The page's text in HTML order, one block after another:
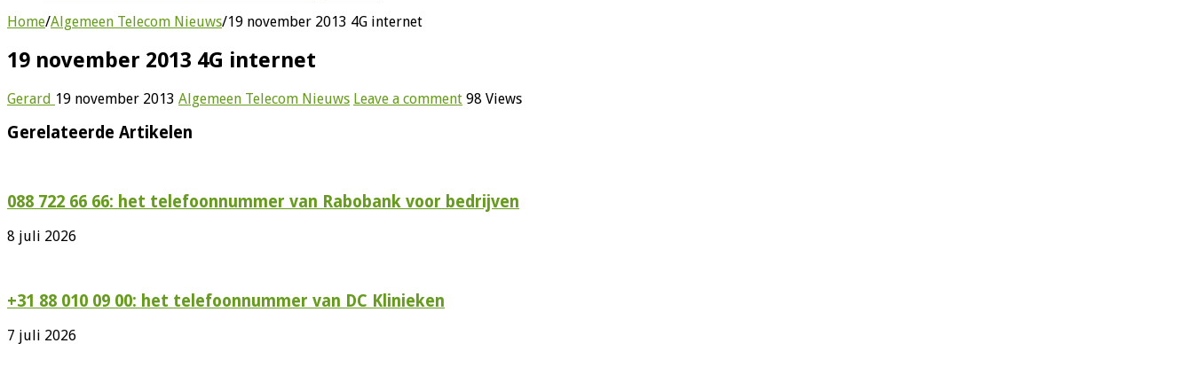
Home/Algemeen Telecom Nieuws/19 november 2013 4G internet
19 november 2013 4G internet
Gerard 19 november 2013 Algemeen Telecom Nieuws Leave a comment 98 Views
Gerelateerde Artikelen
088 722 66 66: het telefoonnummer van Rabobank voor bedrijven
8 juli 2026
+31 88 010 09 00: het telefoonnummer van DC Klinieken
7 juli 2026